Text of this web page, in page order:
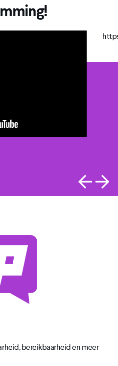
bereikbaarheid en meer